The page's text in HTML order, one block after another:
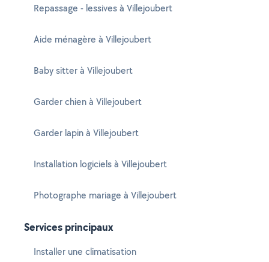
Repassage - lessives à Villejoubert
Aide ménagère à Villejoubert
Baby sitter à Villejoubert
Garder chien à Villejoubert
Garder lapin à Villejoubert
Installation logiciels à Villejoubert
Photographe mariage à Villejoubert
Services principaux
Installer une climatisation